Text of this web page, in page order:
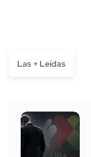
Las + Leídas